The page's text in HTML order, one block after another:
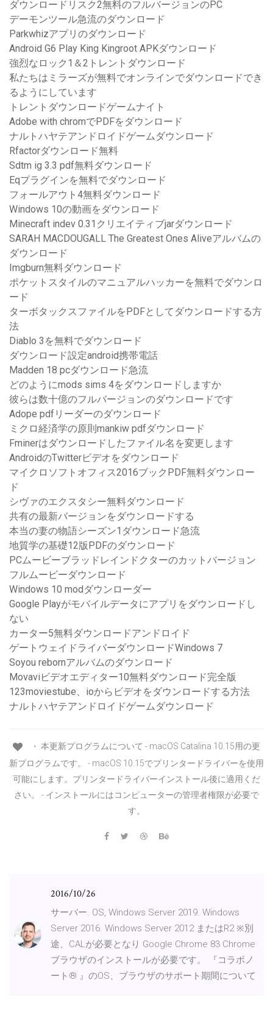
ダウンロードリスク2無料のフルバージョンのPC
デーモンツール急流のダウンロード
Parkwhizアプリのダウンロード
Android G6 Play King Kingroot APKダウンロード
強烈なロック1＆2トレントダウンロード
私たちはミラーズが無料でオンラインでダウンロードでき
るようにしています
トレントダウンロードゲームナイト
Adobe with chromでPDFをダウンロード
ナルトハヤテアンドロイドゲームダウンロード
Rfactorダウンロード無料
Sdtm ig 3.3 pdf無料ダウンロード
Eqプラグインを無料でダウンロード
フォールアウト4無料ダウンロード
Windows 10の動画をダウンロード
Minecraft indev 0.31クリエイティブjarダウンロード
SARAH MACDOUGALL The Greatest Ones Aliveアルバムの
ダウンロード
Imgburn無料ダウンロード
ポケットスタイルのマニュアルハッカーを無料でダウンロ
ード
ターボタックスファイルをPDFとしてダウンロードする方
法
Diablo 3を無料でダウンロード
ダウンロード設定android携帯電話
Madden 18 pcダウンロード急流
どのようにmods sims 4をダウンロードしますか
彼らは数十億のフルバージョンのダウンロードです
Adope pdfリーダーのダウンロード
ミクロ経済学の原則mankiw pdfダウンロード
Fminerはダウンロードしたファイル名を変更します
AndroidのTwitterビデオをダウンロード
マイクロソフトオフィス2016ブックPDF無料ダウンロー
ド
シヴァのエクスタシー無料ダウンロード
共有の最新バージョンをダウンロードする
本当の妻の物語シーズン1ダウンロード急流
地質学の基礎12版PDFのダウンロード
PCムービーブラッドレインドクターのカットバージョン
フルムービーダウンロード
Windows 10 modダウンローダー
Google Playがモバイルデータにアプリをダウンロードし
ない
カーター5無料ダウンロードアンドロイド
ゲートウェイドライバーダウンロードWindows 7
Soyou rebornアルバムのダウンロード
Movaviビデオエディター10無料ダウンロード完全版
123moviestube、ioからビデオをダウンロードする方法
ナルトハヤテアンドロイドゲームダウンロード
・ 本更新プログラムについて - macOS Catalina 10.15用の更
新プログラムです。 - macOS 10.15でプリンタードライバーを使用
可能にします。プリンタードライバーインストール後に適用くだ
さい。 - インストールにはコンピューターの管理者権限が必要で
す。
2016/10/26
サーバー. OS, Windows Server 2019. Windows
Server 2016. Windows Server 2012 またはR2 ※別
途、CALが必要となり Google Chrome 83 Chrome
ブラウザのインストールが必要です。 『コラボノ
ート® 』のOS、ブラウザのサポート期間について